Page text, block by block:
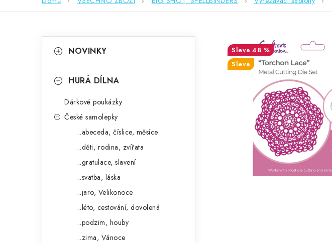
okategorie
a
NOVINKY
HURÁ DÍLNA
Dárkové poukázky
České samolepky
...abeceda, číslice, měsíce
...děti, rodina, zvířata
...gratulace, slavení
...svatba, láska
...jaro, Velikonoce
...léto, cestování, dovolená
...podzim, houby
...zima, Vánoce
48 %
Sleva